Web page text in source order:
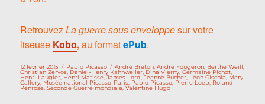
RetrouvezLa guerre sous enveloppesur votre
liseuse Kobo,au formatePub.
Publié
le
12 février 2015 Catégories
Pablo Picasso Étiquettes
André Breton ,André Fougeron Berthe Weill
Christian Zervos Daniel-Henry Kahnweiler Dina Vierny ,Germaine Pichot
Henri Laugier Henri Matisse ,James Lord ,Jeanne Bucher Léon Gischia
Mary
Callery Musée national Picasso-Paris Pablo Picasso Pierre Loeb
Roland
Penrose ,Seconde Guerre mondiale ,Valentine Hugo